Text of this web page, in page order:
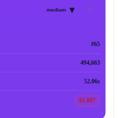
medium ▾
#65
494,663
52.06s
$1.097